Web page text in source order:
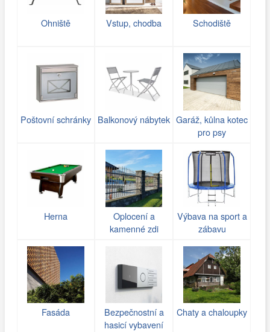
Ohniště Vstup, chodba Schodiště
Poštovní schránky Balkonový nábytek Garáž, kůlna kotec
pro psy
Herna
Oplocení a
kamenné zdi
Výbava na sport a
zábavu
Fasáda
Bezpečnostní a
hasicí vybavení
Chaty a chaloupky